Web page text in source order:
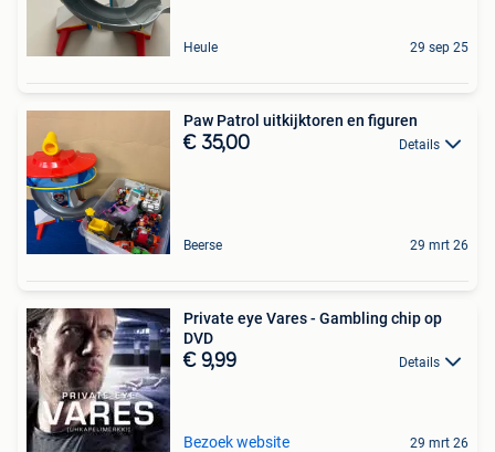
Heule 29 sep 25
Paw Patrol uitkijktoren en figuren
€ 35,00 Details
Beerse 29 mrt 26
Private eye Vares - Gambling chip op
DVD
€ 9,99 Details
Bezoek website 29 mrt 26